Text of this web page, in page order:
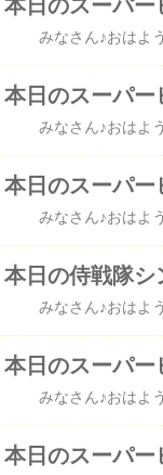
本日のスーパー
本日のスーパー
本日のスーパー
本日の侍戦隊シ
本日のスーパー
本日のスーパー